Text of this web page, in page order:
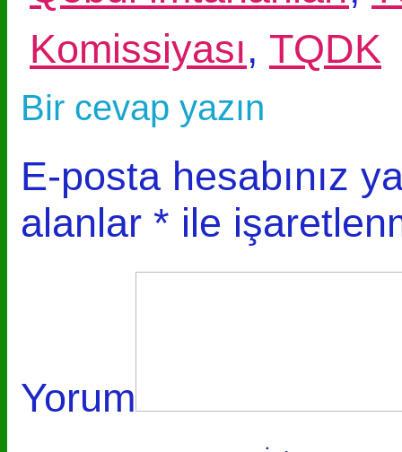
Komissiyası, TQDK
Bir cevap yazın
E-posta hesabınız
alanlar * ile
Yorum